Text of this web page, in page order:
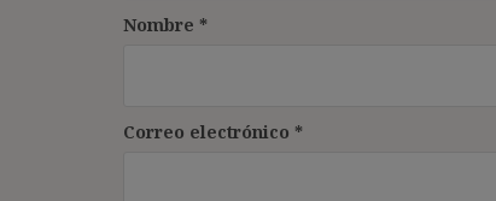
Nombre *
Correo electrónico *